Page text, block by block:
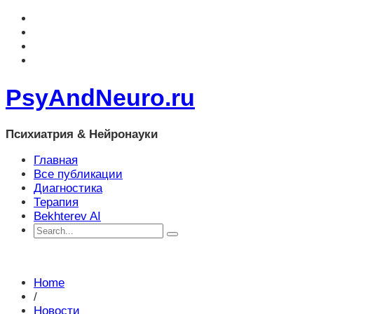
PsyAndNeuro.ru
Психиатрия & Нейронауки
Главная
Все публикации
Диагностика
Терапия
Bekhterev AI
Home
/
Новости